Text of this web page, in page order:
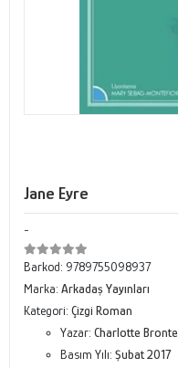
Jane Eyre
-
Barkod: 9789755098937
Marka: Arkadaş Yayınları
Kategori: Çizgi Roman
Yazar: Charlotte Bronte
Basım Yılı: Şubat 2017